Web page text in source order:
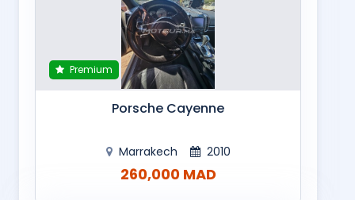
Premium
Porsche Cayenne
Marrakech 2010
260,000 MAD